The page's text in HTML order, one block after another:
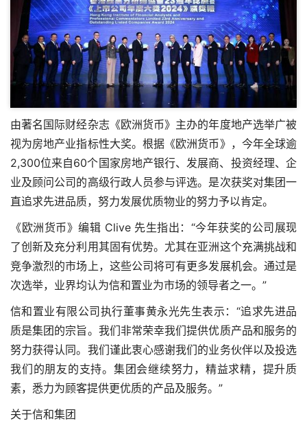
由著名国际财经杂志《欧洲货币》主办的年度地产选举广被
视为房地产业指标性大奖。根据《欧洲货币》，今年全球逾
2,300位来自60个国家房地产银行、发展商、投资经理、企
业及顾问公司的高级行政人员参与评选。是次获奖对集团一
直追求先进品质，努力发展优质物业的努力予以肯定。
《欧洲货币》编辑 Clive 先生指出：“今年获奖的公司展现
了创新及充分利用其固有优势。尤其在亚洲这个充满挑战和
竞争激烈的市场上，这些公司将可有更多发展机会。通过是
次选举，业界均认为信和置业为市场的领导者之一。”
信和置业有限公司执行董事黄永光先生表示：“追求先进品
质是集团的宗旨。我们非常荣幸我们提供优质产品和服务的
努力获得认同。我们谨此衷心感谢我们的业务伙伴以及投选
我们的朋友的支持。集团会继续努力，精益求精，提升质
素，悉力为顾客提供更优质的产品及服务。”
关于信和集团